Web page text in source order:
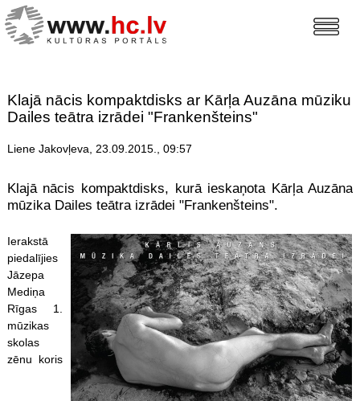
Klajā nācis kompaktdisks ar Kārļa Auzāna mūziku
Dailes teātra izrādei "Frankenšteins"
Liene Jakovļeva, 23.09.2015., 09:57
Klajā nācis kompaktdisks, kurā ieskaņota Kārļa Auzāna
mūzika Dailes teātra izrādei "Frankenšteins".
Ierakstā
piedalījies
Jāzepa
Mediņa
Rīgas 1.
mūzikas
skolas
zēnu koris